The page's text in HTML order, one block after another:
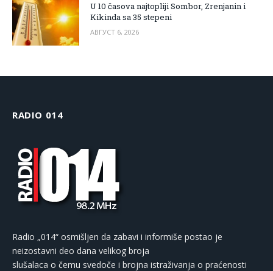
U 10 časova najtopliji Sombor, Zrenjanin i
Kikinda sa 35 stepeni
АВГУСТ 6, 2026
RADIO 014
Radio „014“ osmišljen da zabavi i informiše postao je
neizostavni deo dana velikog broja
slušalaca o čemu svedoče i brojna istraživanja o praćenosti